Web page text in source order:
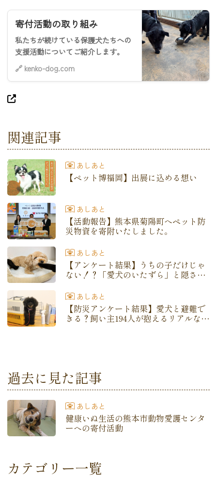
寄付活動の取り組み
私たちが続けている保護犬たちへの
支援活動についてご紹介します。
🔗 kenko-dog.com
関連記事
あしあと
【ペット博福岡】出展に込める想い
あしあと
【活動報告】熊本県菊陽町へペット防
災物資を寄附いたしました。
あしあと
【アンケート結果】うちの子だけじゃ
ない！？「愛犬のいたずら」と隠され
あしあと
【防災アンケート結果】愛犬と避難で
きる？飼い主194人が抱えるリアルな不
過去に見た記事
あしあと
健康いぬ生活の熊本市動物愛護センタ
ーへの寄付活動
カテゴリー一覧